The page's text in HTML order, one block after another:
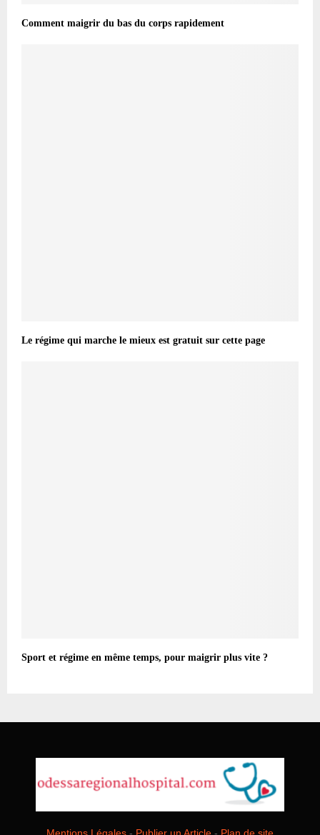
Comment maigrir du bas du corps rapidement
Le régime qui marche le mieux est gratuit sur cette page
Sport et régime en même temps, pour maigrir plus vite ?